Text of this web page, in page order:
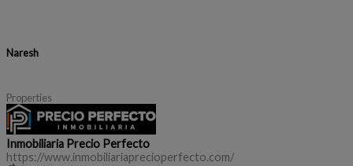
Naresh
Properties
Inmobiliaria Precio Perfecto
https://www.inmobiliariaprecioperfecto.com/